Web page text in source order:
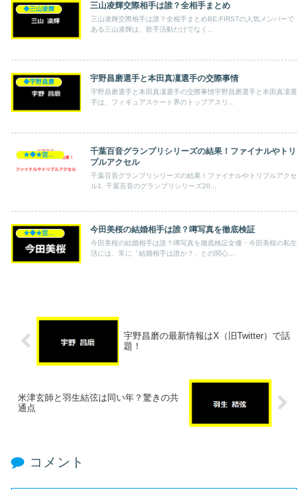
◆三山凌輝 三山凌輝交際相手は誰？全相手まとめ
三山凌輝交際相手は誰？全相手まとめBE:FIRSTの人気メンバーで
ある三山凌輝は、歌手活動だけでなく...
◆宇野昌磨 宇野昌磨選手と本田真凜選手の交際事情
宇野昌磨選手と本田真凜選手の交際事情宇野昌磨選手と本田真凜選
手は、フィギュアスケート界のトップアスリ...
千葉百音グランプリシリーズの結果！ファイナルやトリ
プルアクセル
千葉百音グランプリシリーズの結果！ファイナルやトリプルアクセ
ル1. 千葉百音のグランプリシリーズ20...
今田美桜の結婚相手は誰？噂写真を徹底検証
今田美桜の結婚相手は誰？噂写真を徹底検証女優・今田美桜の私生
活には、常に「結婚相手は誰か？」との関心...
宇野昌磨の最新情報はX（旧Twitter）で話
題！
米津玄師と羽生結弦は同い年？驚きの共
通点
コメント